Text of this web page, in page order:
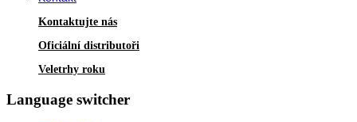
Kontaktujte nás
Oficiální distributoři
Veletrhy roku
Language switcher